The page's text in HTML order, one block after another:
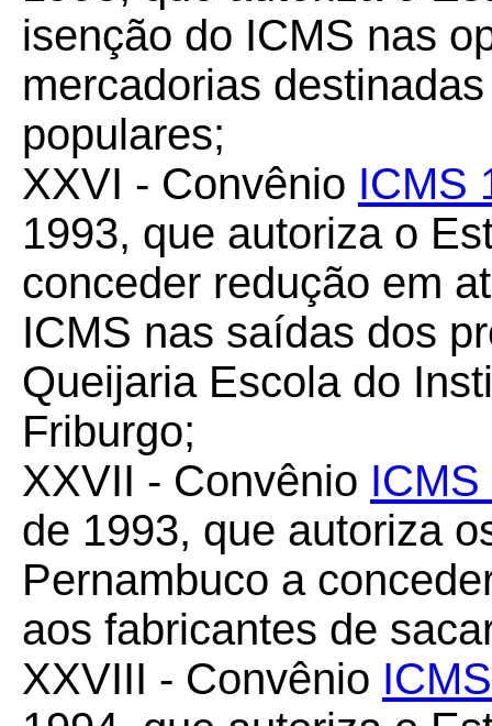
isenção do ICMS nas
mercadorias
populares;
XXVI - Convênio ICMS
1993, que autoriza o
conceder redução em
ICMS nas saídas dos
Queijaria Escola do
Friburgo;
XXVII - Convênio
de 1993, que autoriza
Pernambuco a
aos fabricantes de
XXVIII - Convênio